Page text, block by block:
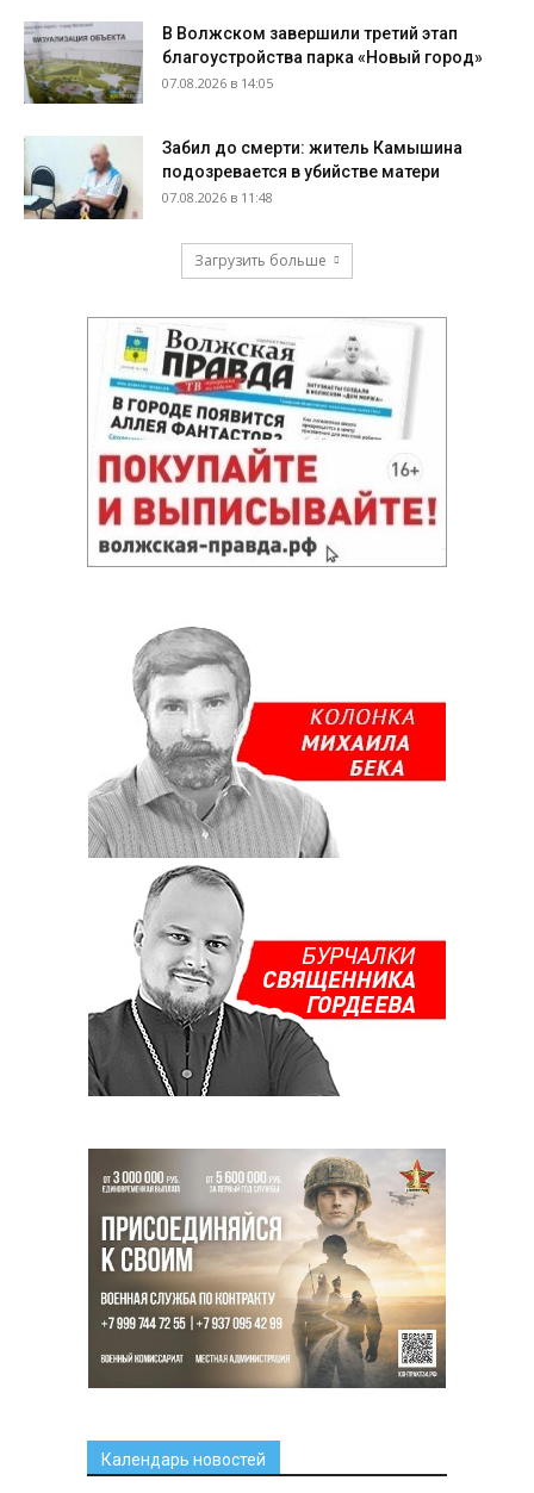
В Волжском завершили третий этап
благоустройства парка «Новый город»
07.08.2026 в 14:05
Забил до смерти: житель Камышина
подозревается в убийстве матери
07.08.2026 в 11:48
Загрузить больше
Календарь новостей